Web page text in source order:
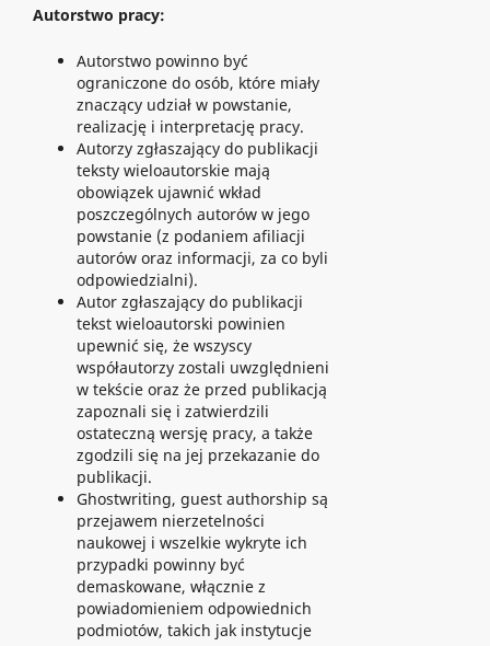
Autorstwo pracy:
Autorstwo powinno być
ograniczone do osób, które miały
znaczący udział w powstanie,
realizację i interpretację pracy.
Autorzy zgłaszający do publikacji
teksty wieloautorskie mają
obowiązek ujawnić wkład
poszczególnych autorów w jego
powstanie (z podaniem afiliacji
autorów oraz informacji, za co byli
odpowiedzialni).
Autor zgłaszający do publikacji
tekst wieloautorski powinien
upewnić się, że wszyscy
współautorzy zostali uwzględnieni
w tekście oraz że przed publikacją
zapoznali się i zatwierdzili
ostateczną wersję pracy, a także
zgodzili się na jej przekazanie do
publikacji.
Ghostwriting, guest authorship są
przejawem nierzetelności
naukowej i wszelkie wykryte ich
przypadki powinny być
demaskowane, włącznie z
powiadomieniem odpowiednich
podmiotów, takich jak instytucje